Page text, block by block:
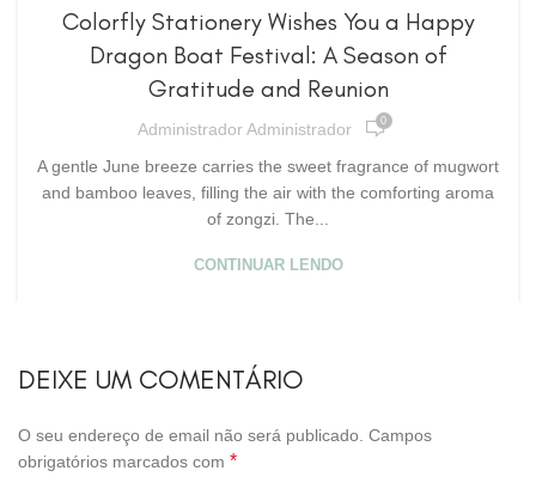
Colorfly Stationery Wishes You a Happy
Dragon Boat Festival: A Season of
Gratitude and Reunion
Administrador Administrador 0
A gentle June breeze carries the sweet fragrance of mugwort
and bamboo leaves, filling the air with the comforting aroma
of zongzi. The...
CONTINUAR LENDO
DEIXE UM COMENTÁRIO
O seu endereço de email não será publicado. Campos
obrigatórios marcados com *